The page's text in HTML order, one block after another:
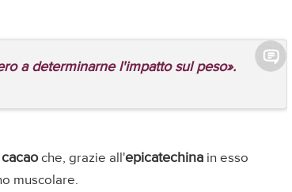
a determinarne l'impatto sul peso».
cacaoche, grazie all'epicatechina in esso
muscolare.